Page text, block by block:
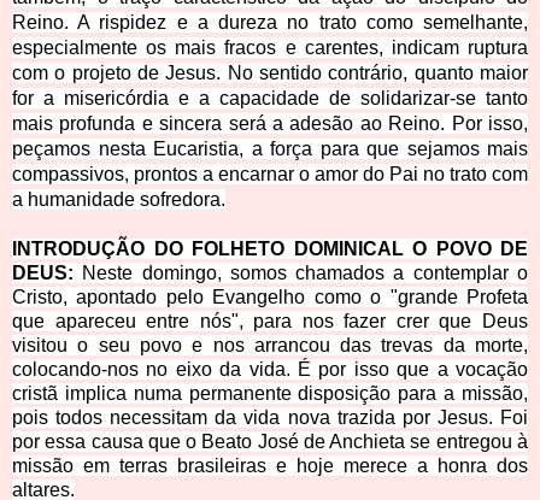
Reino. A rispidez e a dureza no trato como semelhante,
especialmente os mais fracos e carentes, indicam ruptura
com o projeto de Jesus. No sentido contrário, quanto maior
for a misericórdia e a capacidade de solidarizar-se tanto
mais profunda e sincera será a adesão ao Reino. Por isso,
peçamos nesta Eucaristia, a força para que sejamos mais
compassivos, prontos a encarnar o amor do Pai no trato com
a humanidade sofredora.
INTRODUÇÃO DO FOLHETO DOMINICAL O POVO DE
DEUS: Neste domingo, somos chamados a contemplar o
Cristo, apontado pelo Evangelho como o "grande Profeta
que apareceu entre nós", para nos fazer crer que Deus
visitou o seu povo e nos arrancou das trevas da morte,
colocando-nos no eixo da vida. É por isso que a vocação
cristã implica numa permanente disposição para a missão,
pois todos necessitam da vida nova trazida por Jesus. Foi
por essa causa que o Beato José de Anchieta se entregou à
missão em terras brasileiras e hoje merece a honra dos
altares.